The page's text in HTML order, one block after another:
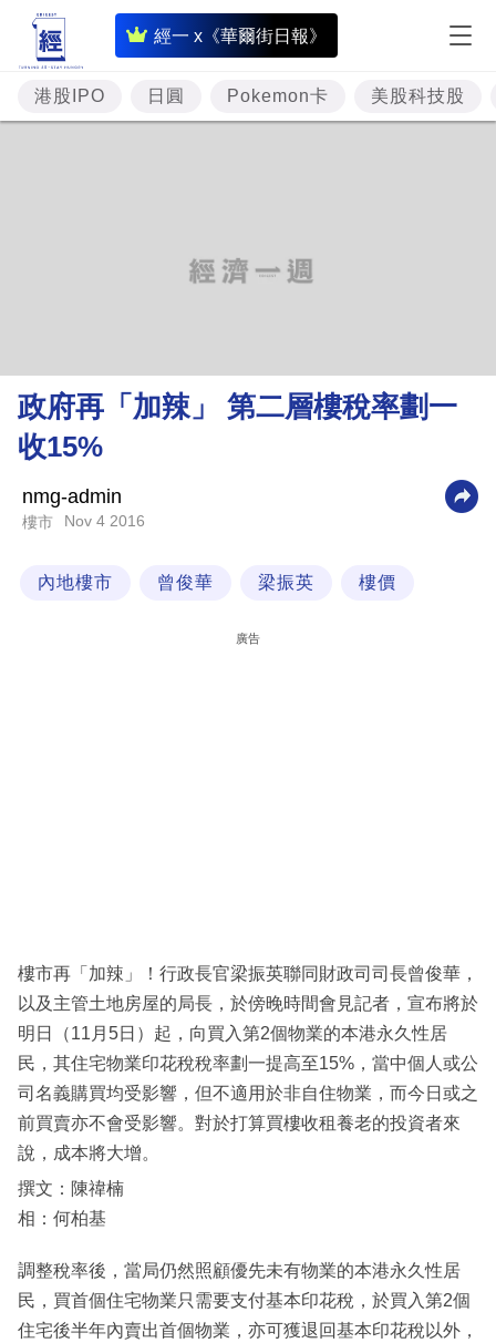
經一 x《華爾街日報》
即
時
財
經
理
財
科
區
港股IPO 日圓 Pokemon卡 美股科技股
政府再「加辣」 第二層樓稅率劃一
收15%
nmg-admin
樓市 Nov 4 2016
內地樓市 曾俊華 梁振英 樓價
廣告
樓市再「加辣」！行政長官梁振英聯同財政司司長曾俊華，
以及主管土地房屋的局長，於傍晚時間會見記者，宣布將於
明日（11月5日）起，向買入第2個物業的本港永久性居
民，其住宅物業印花稅稅率劃一提高至15%，當中個人或公
司名義購買均受影響，但不適用於非自住物業，而今日或之
前買賣亦不會受影響。對於打算買樓收租養老的投資者來
說，成本將大增。
撰文：陳禕楠
相：何柏基
調整稅率後，當局仍然照顧優先未有物業的本港永久性居
民，買首個住宅物業只需要支付基本印花稅，於買入第2個
住宅後半年內賣出首個物業，亦可獲退回基本印花稅以外，